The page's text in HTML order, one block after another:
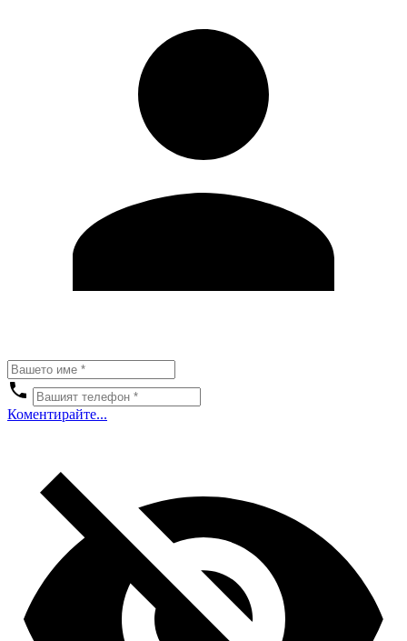
Коментирайте...